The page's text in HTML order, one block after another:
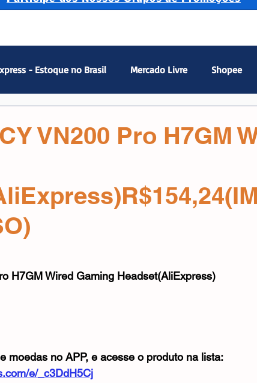
- Estoque no Brasil Mercado Livre Shopee
VN200 Pro H7GM
estrelas.
H7GM Wired Gaming Headset(AliExpress)
moedas no APP, e acesse o produto na lista:
e/_c3DdH5Cj